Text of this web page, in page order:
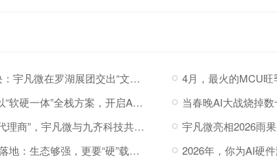
当文博会遇上AI模块：宇凡微在罗湖展团交出“文化+科技”新答卷
4月，最火的MCU
智见AI峰会:宇凡微以“软硬一体”全栈方案，开启AI硬件落地加速度
连续五年荣膺“卓越代理商”，宇凡微与九齐科技共赴新程
火山引擎破局Agent落地：生态够强，更要“硬”载体托底 2026年，你为AI硬